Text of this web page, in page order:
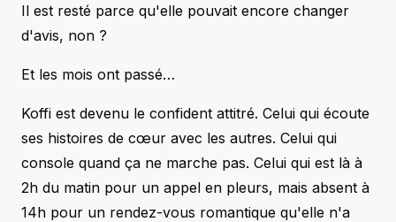
Il est resté parce qu'elle pouvait encore changer
d'avis, non ?
Et les mois ont passé…
Koffi est devenu le confident attitré. Celui qui écoute
ses histoires de cœur avec les autres. Celui qui
console quand ça ne marche pas. Celui qui est là à
2h du matin pour un appel en pleurs, mais absent à
14h pour un rendez-vous romantique qu'elle n'a